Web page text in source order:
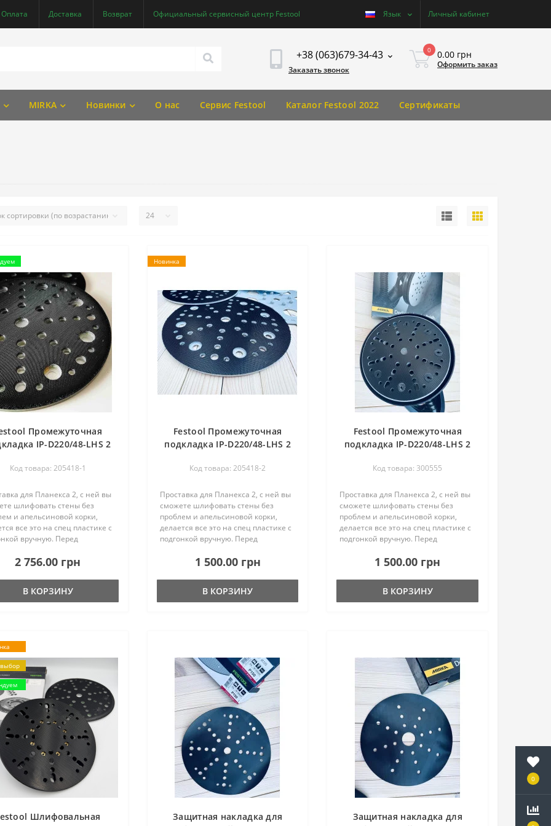
0
Оплата Доставка Возврат Официальный сервисный центр Festool Язык Личный кабинет
+38 (063)679-34-43
Заказать звонок
0 0.00 грн
Оформить заказ
MIRKA Новинки О нас Сервис Festool Каталог Festool 2022 Сертификаты
Промежуточная
IP-D220/48-LHS 2
Код товара: 205418-1
для Планекса 2, с ней вы
шлифовать стены без
и апельсиновой корки,
все это на спец пластике с
вручную. Перед
выровнять рабочую
В видео ниже расказанно
боле..
2 756.00 грн
В КОРЗИНУ
Новинка
Festool Промежуточная
подкладка IP-D220/48-LHS 2
Код товара: 205418-2
Проставка для Планекса 2, с ней вы
сможете шлифовать стены без
проблем и апельсиновой корки,
делается все это на спец пластике с
подгонкой вручную. Перед
обязательно выровнять рабочую
тарелку. В видео ниже расказанно
все это боле..
1 500.00 грн
В КОРЗИНУ
Festool Промежуточная
подкладка IP-D220/48-LHS 2
Код товара: 300555
Проставка для Планекса 2, с ней вы
сможете шлифовать стены без
проблем и апельсиновой корки,
делается все это на спец пластике с
подгонкой вручную. Перед
обязательно выровнять рабочую
тарелку. В видео ниже расказанно
все это боле..
1 500.00 грн
В КОРЗИНУ
Шлифовальная
Защитная накладка для
Защитная накладка для